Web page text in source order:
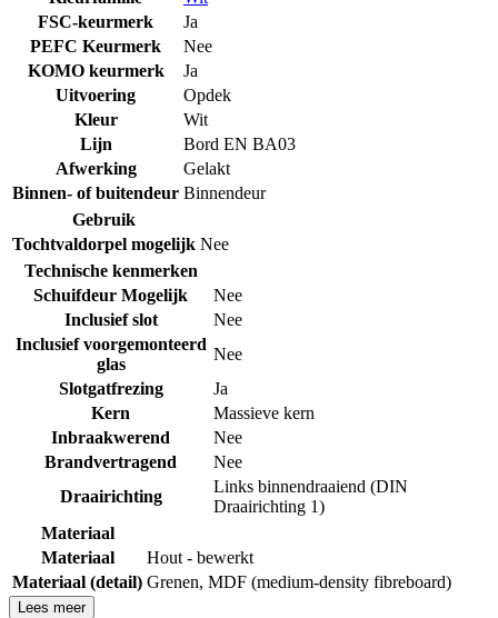
FSC-keurmerk
Ja
PEFC Keurmerk
Nee
KOMO keurmerk
Ja
Uitvoering
Opdek
Kleur
Wit
Lijn
Bord EN BA03
Afwerking
Gelakt
Binnen- of buitendeur Binnendeur
Gebruik
Tochtvaldorpel mogelijk Nee
Technische kenmerken
Schuifdeur Mogelijk
Nee
Inclusief slot
Nee
Inclusief voorgemonteerd
glas
Nee
Slotgatfrezing
Ja
Kern
Massieve kern
Inbraakwerend
Nee
Brandvertragend
Nee
Draairichting
Links binnendraaiend (DIN
Draairichting 1)
Materiaal
Materiaal
Hout - bewerkt
Materiaal (detail) Grenen, MDF (medium-density fibreboard)
Lees meer